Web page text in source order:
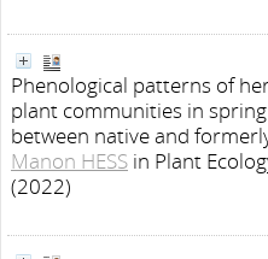
Phenological patterns of
plant communities in
between native and
Manon HESS in Plant
(2022)